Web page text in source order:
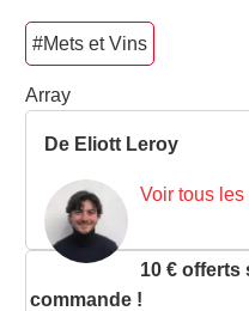
#Mets et Vins
Array
De Eliott Leroy
Voir tous
10 € offerts
commande !